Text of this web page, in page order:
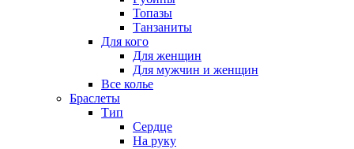
Топазы
Танзаниты
Для кого
Для женщин
Для мужчин и женщин
Все колье
Браслеты
Тип
Сердце
На руку